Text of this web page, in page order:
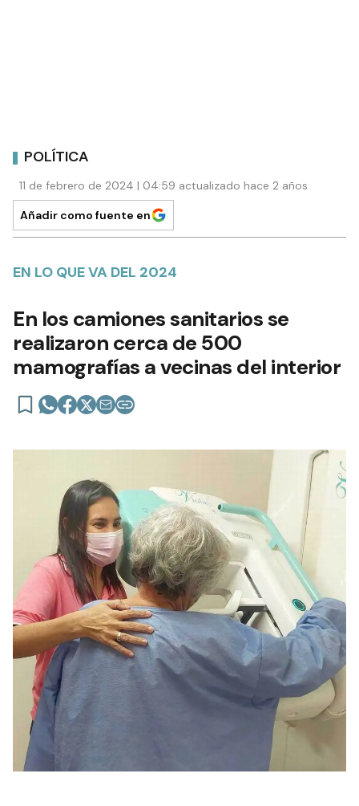
POLÍTICA
11 de febrero de 2024 | 04:59 actualizado hace 2 años
Añadir como fuente en
EN LO QUE VA DEL 2024
En los camiones sanitarios se
realizaron cerca de 500
mamografías a vecinas del interior